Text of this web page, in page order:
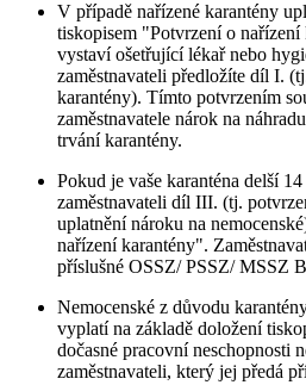
V případě nařízené karantény
tiskopisem "Potvrzení o
vystaví ošetřující lékař nebo
zaměstnavateli předložíte díl I.
karantény). Tímto potvrzením
zaměstnavatele nárok na
trvání karantény.
Pokud je vaše karanténa delší
zaměstnavateli díl III. (tj.
uplatnění nároku na
nařízení karantény".
příslušné OSSZ/ PSSZ/ MSSZ
Nemocenské z důvodu
vyplatí na základě doložení
dočasné pracovní neschopnosti
zaměstnavateli, který jej předá